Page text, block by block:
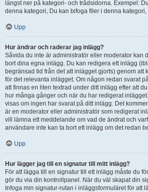
längst ner på kategori- och trådsidorna. Exempel:
denna kategori, Du kan bifoga filer i denna kategori,
Upp
Hur ändrar och raderar jag inlägg?
Såvida du inte är administratör eller moderator kan
bort dina egna inlägg. Du kan redigera ett inlägg
begränsad tid från det att inlägget gjorts) genom att
för det relevanta inlägget. Om någon redan svarat
att finnas en liten textrad under ditt inlägg efter att
hur många gånger och när du har redigerat
visas om ingen har svarat på ditt inlägg. Det
är en moderator eller administratör som redigerat
vill lämna ett meddelande om vad de ändrat och
användare inte kan ta bort ett inlägg om det redan
Upp
Hur lägger jag till en signatur till mitt inlägg?
För att lägga till en signatur till ett inlägg måste du
gör du via din kontrollpanel. När du väl skapat din
Infoga min signatur-rutan i inläggsformuläret för att